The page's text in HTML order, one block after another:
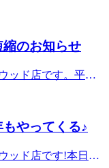
付ボディケア」で
リーンライン セン
ター南駅1番出口
気です!平日も埋
にお電話でお問い
オマッサージ・整
オリジナル「肩甲
浜市営地下鉄ブル
アクセスしやす
お気軽にご来店く
ンディションを整
コンがついている
冷えていません
す。お疲れや不調
メです☆夏を快適に
てみませんか？本
待ちしておりま
です!平日も埋ま
があります!※ご予
のお知らせ
ッド店です。平素
お客様の安全を考
いただくことにな
営業時間の変更が
上げます。また、
もやってくる♪
ッド店です!本日は